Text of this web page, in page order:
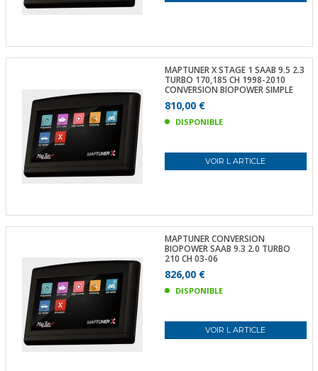
MAPTUNER X STAGE 1 SAAB 9.5 2.3
TURBO 170,185 CH 1998-2010
CONVERSION BIOPOWER SIMPLE
810,00 €
DISPONIBLE
VOIR L ARTICLE
MAPTUNER CONVERSION
BIOPOWER SAAB 9.3 2.0 TURBO
210 CH 03-06
826,00 €
DISPONIBLE
VOIR L ARTICLE